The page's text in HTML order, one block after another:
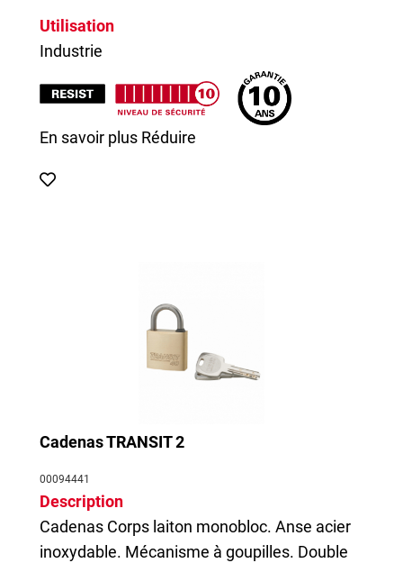
Utilisation
Industrie
En savoir plus Réduire
Cadenas TRANSIT 2
00094441
Description
Cadenas Corps laiton monobloc. Anse acier
inoxydable. Mécanisme à goupilles. Double